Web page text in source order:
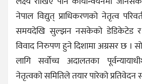
नेपाल विद्युत् प्राधिकरणको नेतृत्व
समयदेखि सुल्झन नसकेको डेडिकेटेड र
विवाद निरुपण हुने दिशामा अग्रसर छ ।
लागि सर्वोच्च अदालतका
नेतृत्वको समितिले तयार पारेको